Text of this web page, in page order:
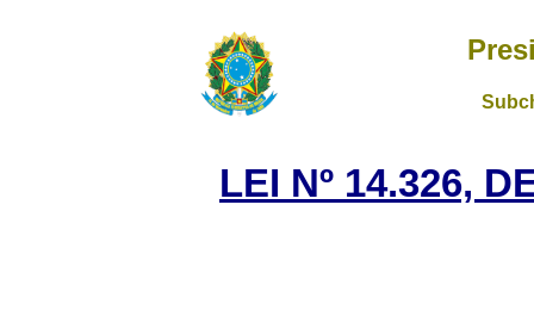
LEI Nº 14.326,